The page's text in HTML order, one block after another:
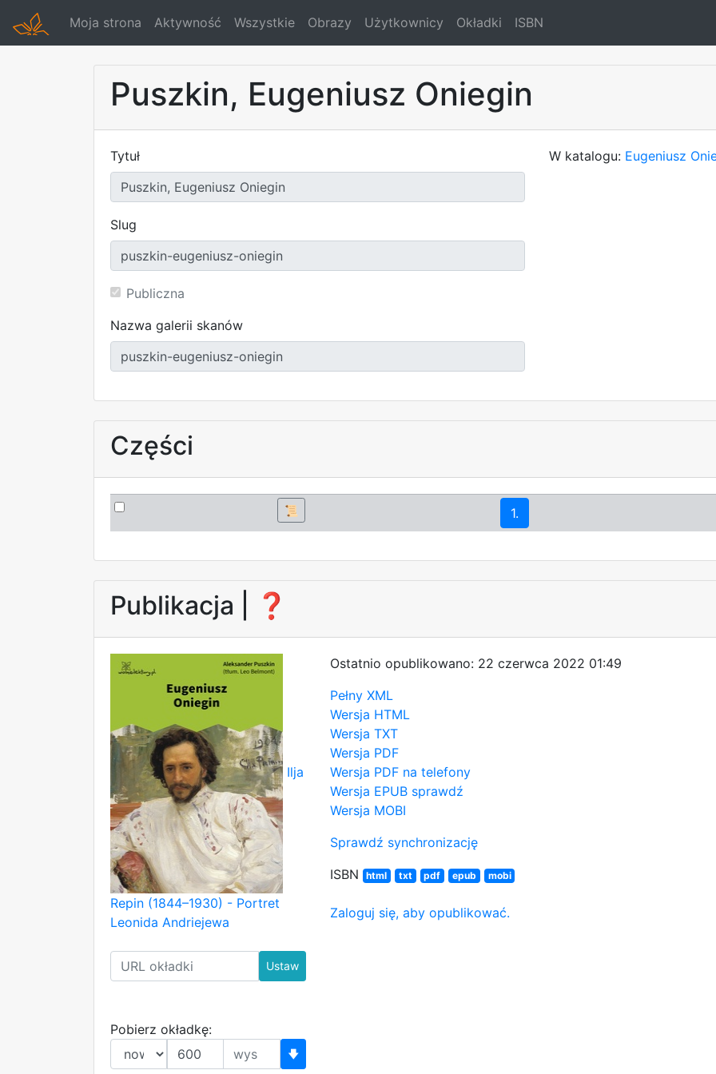
Moja strona Aktywność Wszystkie Obrazy Użytkownicy Okładki ISBN
Puszkin, Eugeniusz Oniegin
Tytuł
Slug
Publiczna
Nazwa galerii skanów
W katalogu: Eugeniusz
Części
📜 1.
Publikacja | ❓
Ilja
Repin (1844–1930) - Portret
Leonida Andriejewa
Ustaw
Pobierz okładkę:
🡇
Ostatnio opublikowano: 22 czerwca 2022 01:49
Pełny XML
Wersja HTML
Wersja TXT
Wersja PDF
Wersja PDF na telefony
Wersja EPUB sprawdź
Wersja MOBI
Sprawdź synchronizację
ISBN
html txt pdf epub mobi
Zaloguj się, aby opublikować.